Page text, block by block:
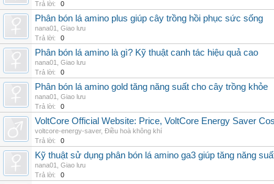
Trả lời:
0
Phân bón lá amino plus giúp cây trồng hồi phục sức sống
nana01
Giao lưu
Trả lời:
0
Phân bón lá amino là gì? Kỹ thuật canh tác hiệu quả cao
nana01
Giao lưu
Trả lời:
0
Phân bón lá amino gold tăng năng suất cho cây trồng khỏe
nana01
Giao lưu
Trả lời:
0
VoltCore Official Website: Price, VoltCore Energy Saver
voltcore-energy-saver, Điều hoà không khí
Trả lời:
0
Kỹ thuật sử dụng phân bón lá amino ga3 giúp tăng năng
nana01
Giao lưu
Trả lời:
0